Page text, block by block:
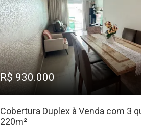
R$ 930.000
Cobertura Duplex à Venda com 3
220m²